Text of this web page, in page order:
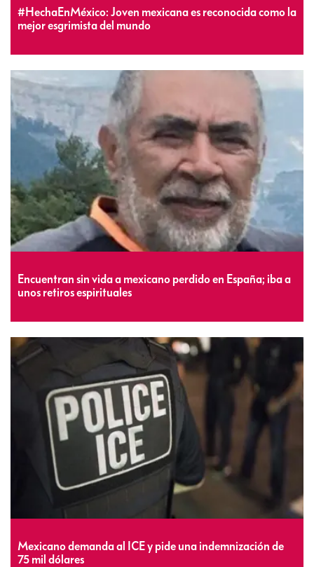
#HechaEnMéxico: Joven mexicana es reconocida como la
mejor esgrimista del mundo
Encuentran sin vida a mexicano perdido en España; iba a
unos retiros espirituales
Mexicano demanda al ICE y pide una indemnización de
75 mil dólares